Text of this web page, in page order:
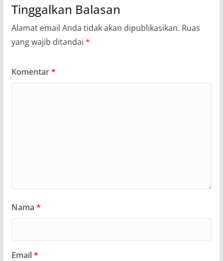
Tinggalkan Balasan
Alamat email Anda tidak akan dipublikasikan. Ruas
yang wajib ditandai *
Komentar*
Nama *
Email*